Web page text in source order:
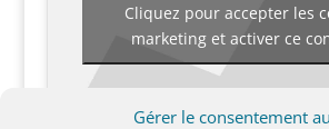
Gérer le consentement
Cliquez pour accepter les
marketing et activer ce